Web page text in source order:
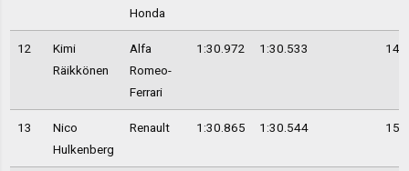
Honda
12
Kimi
Räikkönen
Alfa
Romeo-
Ferrari
1:30.972 1:30.533 14
13
Nico
Hulkenberg
Renault 1:30.865 1:30.544 15